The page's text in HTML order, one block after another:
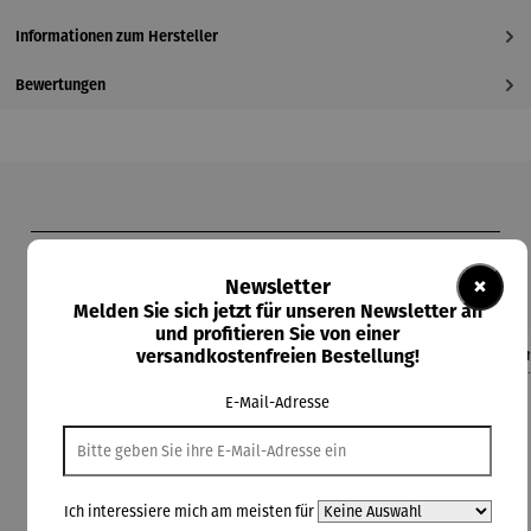
Informationen zum Hersteller
Bewertungen
×
Newsletter
Melden Sie sich jetzt für unseren Newsletter an
und profitieren Sie von einer
versandkostenfreien Bestellung!
E-Mail-Adresse
Ich interessiere mich am meisten für